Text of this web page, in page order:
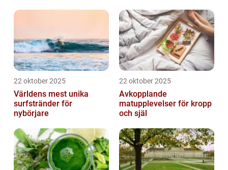
22 oktober 2025
Världens mest unika
surfstränder för
nybörjare
22 oktober 2025
Avkopplande
matupplevelser för kropp
och själ